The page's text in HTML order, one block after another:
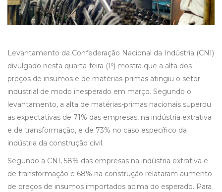
Levantamento da Confederação Nacional da Indústria (CNI)
divulgado nesta quarta-feira (1º) mostra que a alta dos
preços de insumos e de matérias-primas atingiu o setor
industrial de modo inesperado em março. Segundo o
levantamento, a alta de matérias-primas nacionais superou
as expectativas de 71% das empresas, na indústria extrativa
e de transformação, e de 73% no caso específico da
indústria da construção civil.
Segundo a CNI, 58% das empresas na indústria extrativa e
de transformação e 68% na construção relataram aumento
de preços de insumos importados acima do esperado. Para